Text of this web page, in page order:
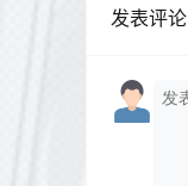
发表评论